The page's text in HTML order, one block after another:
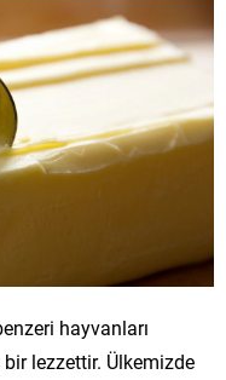
hayvanları
lezzettir. Ülkemizde